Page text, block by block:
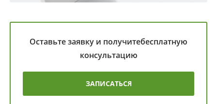
Оставьте заявку и получитебесплатную
консультацию
ЗАПИСАТЬСЯ